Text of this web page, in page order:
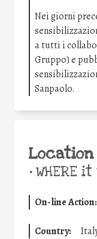
Nei giorni
a tutti i
Gruppo) e
Sanpaolo.
Location
•WHERE
On-line Action:
Country: